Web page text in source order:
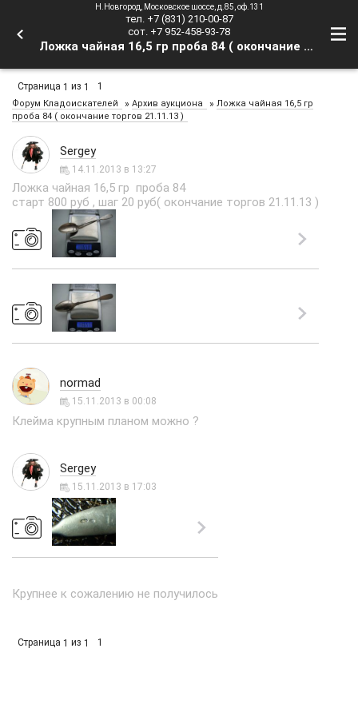
Н.Новгород, Московское шоссе, д.85, оф.131
тел. +7 (831) 210-00-87
сот. +7 952-458-93-78
Ложка чайная 16,5 гр проба 84 ( окончание торгов 21.11.13 ) - Форум Кладоискателей
Страница 1 из 1 1
Форум Кладоискателей » Архив аукциона » Ложка чайная 16,5 гр
проба 84 ( окончание торгов 21.11.13 )
Sergey
14.11.2013 в 13:27
Ложка чайная 16,5 гр проба 84
старт 800 руб , шаг 20 руб( окончание торгов 21.11.13 )
normad
15.11.2013 в 00:08
Клейма крупным планом можно ?
Sergey
15.11.2013 в 17:03
Крупнее к сожалению не получилось
Страница 1 из 1 1